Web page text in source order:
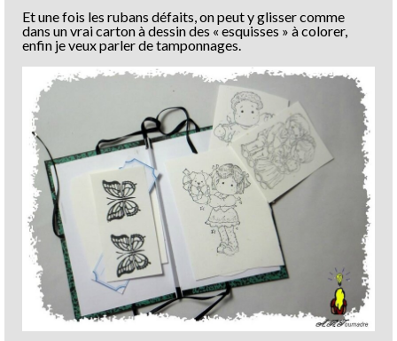
Et une fois les rubans défaits, on peut y glisser comme
dans un vrai carton à dessin des « esquisses » à colorer,
enfin je veux parler de tamponnages.